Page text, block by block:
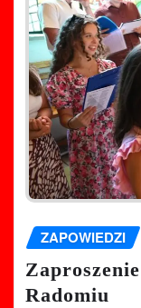
ZAPOWIEDZI
Radomiu